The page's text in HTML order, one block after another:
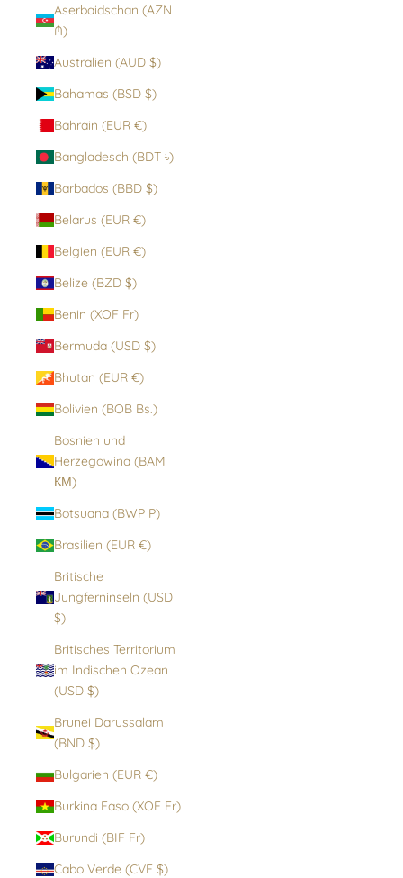
Aserbaidschan (AZN
₼)
Australien (AUD $)
Bahamas (BSD $)
Bahrain (EUR €)
Bangladesch (BDT ৳)
Barbados (BBD $)
Belarus (EUR €)
Belgien (EUR €)
Belize (BZD $)
Benin (XOF Fr)
Bermuda (USD $)
Bhutan (EUR €)
Bolivien (BOB Bs.)
Bosnien und
Herzegowina (BAM
КМ)
Botsuana (BWP P)
Brasilien (EUR €)
Britische
Jungferninseln (USD
$)
Britisches Territorium
im Indischen Ozean
(USD $)
Brunei Darussalam
(BND $)
Bulgarien (EUR €)
Burkina Faso (XOF Fr)
Burundi (BIF Fr)
Cabo Verde (CVE $)